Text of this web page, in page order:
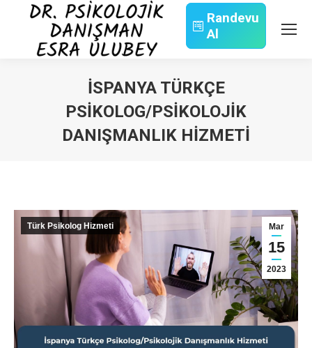
Randevu
Al
İSPANYA TÜRKÇE
PSIKOLOG/PSIKOLOJIK
DANIŞMANLIK HIZMETI
Mar
15
2023
Türk Psikolog Hizmeti